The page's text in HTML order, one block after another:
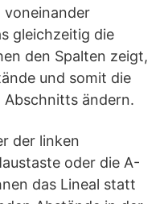
voneinander
gleichzeitig die
den Spalten zeigt,
und somit die
Abschnitts ändern.
der linken
oder die A-
das Lineal statt